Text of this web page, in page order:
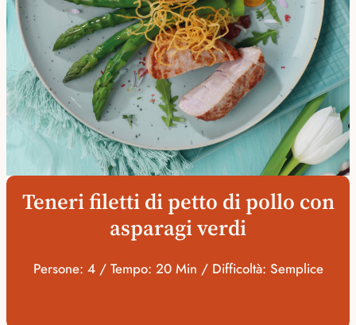
Teneri filetti di petto di pollo con
asparagi verdi
Persone: 4 / Tempo: 20 Min / Difficoltà: Semplice